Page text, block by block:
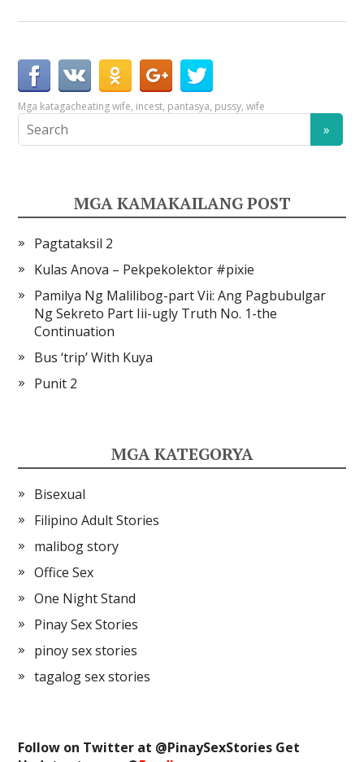
Mga katagacheating wife, incest, pantasya, pussy,wife
MGA KAMAKAILANG POST
Pagtataksil 2
Kulas Anova – Pekpekolektor #pixie
Pamilya Ng Malilibog-part Vii: Ang Pagbubulgar
Ng Sekreto Part Iii-ugly Truth No. 1-the
Continuation
Bus ‘trip’ With Kuya
Punit 2
MGA KATEGORYA
Bisexual
Filipino Adult Stories
malibog story
Office Sex
One Night Stand
Pinay Sex Stories
pinoy sex stories
tagalog sex stories
Follow on Twitter at @PinaySexStories Get